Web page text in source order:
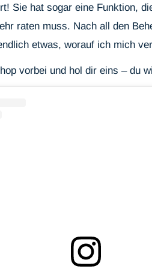
Sie hat sogar eine Funktion,
raten muss. Nach all den
etwas, worauf ich mich
vorbei und hol dir eins – du